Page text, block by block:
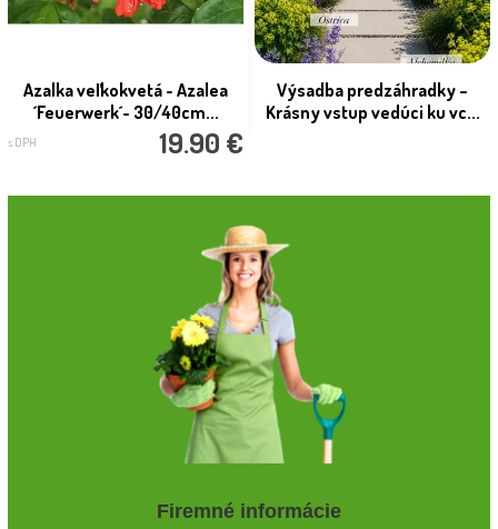
Azalka veľkokvetá - Azalea
´Feuerwerk´- 30/40cm...
s DPH 19.90 €
Výsadba predzáhradky –
Krásny vstup vedúci ku vc...
Firemné informácie